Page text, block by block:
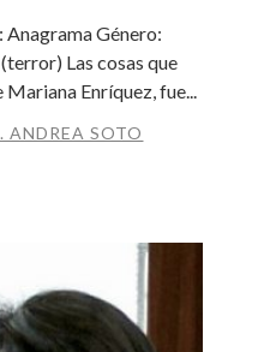
Género:
Las cosas que
Enríquez, fue...
ANDREA SOTO